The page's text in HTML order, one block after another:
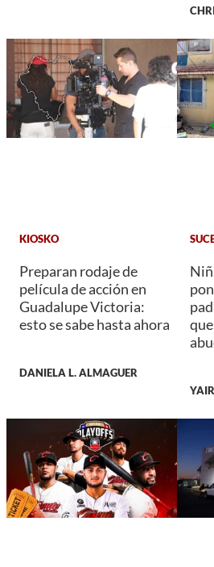
KIOSKO
Preparan rodaje de
película de acción en
Guadalupe Victoria:
esto se sabe hasta ahora
DANIELA L. ALMAGUER